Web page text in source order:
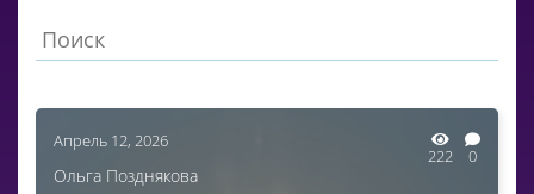
Апрель 12, 2026
222 0
Ольга Позднякова